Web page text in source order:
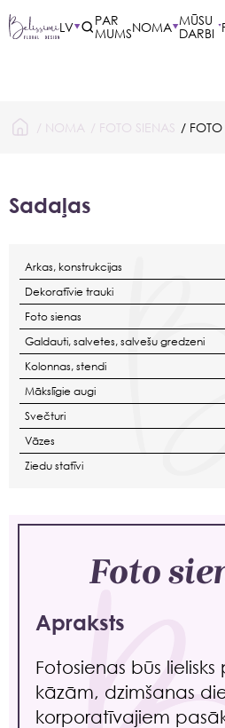
LV
PAR
MUMSNOMA MŪSU
DARBI
/ NOMA / FOTO SIENAS / FOTO
Sadaļas
Arkas, konstrukcijas
Dekoratīvie trauki
Foto sienas
Galdauti, salvetes, salvešu gredzeni
Kolonnas, stendi
Mākslīgie augi
Svečturi
Vāzes
Ziedu statīvi
Foto
Apraksts
Fotosienas būs
kāzām, dzimšanas
korporatīvajiem